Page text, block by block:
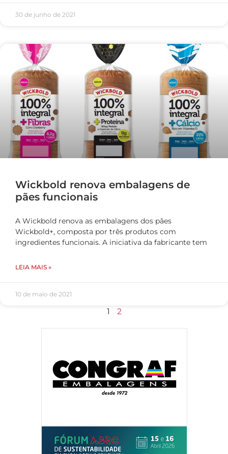
30 de junho de 2021
Wickbold renova embalagens de
pães funcionais
A Wickbold renova as embalagens dos pães
Wickbold+, composta por três produtos com
ingredientes funcionais. A iniciativa da fabricante tem
LEIA MAIS »
10 de maio de 2021
1 2